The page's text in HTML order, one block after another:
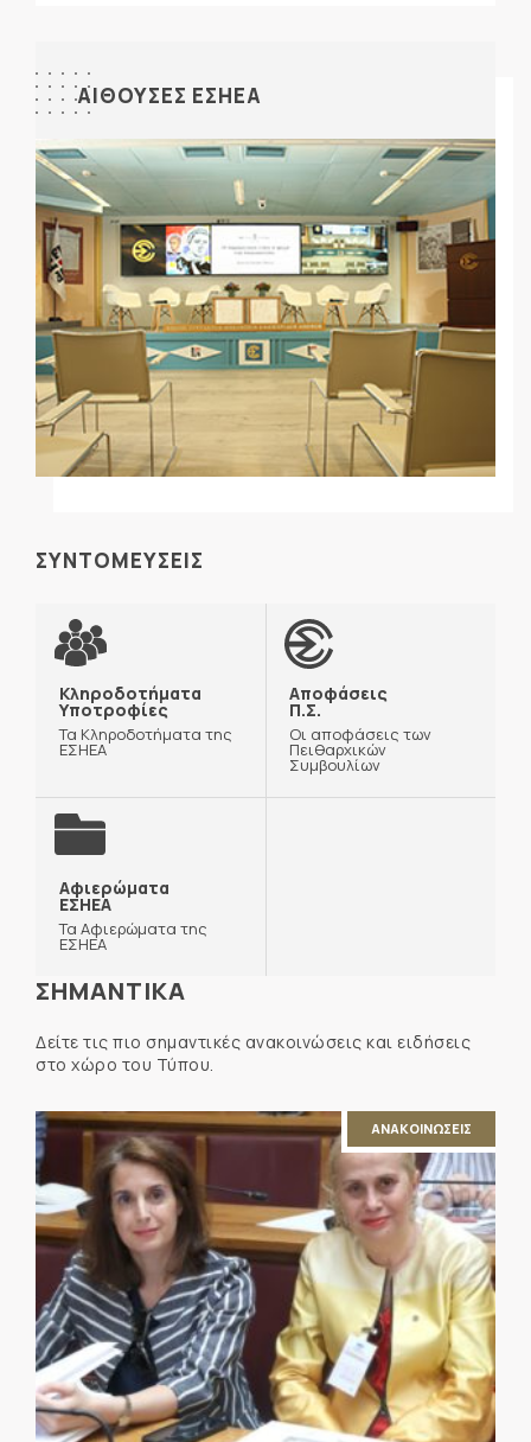
ΑΙΘΟΥΣΕΣ ΕΣΗΕΑ
ΣΥΝΤΟΜΕΥΣΕΙΣ
Κληροδοτήματα
Υποτροφίες
Τα Κληροδοτήματα της
ΕΣΗΕΑ
Αποφάσεις
Π.Σ.
Οι αποφάσεις των
Πειθαρχικών
Συμβουλίων
Αφιερώματα
ΕΣΗΕΑ
Τα Αφιερώματα της
ΕΣΗΕΑ
ΣΗΜΑΝΤΙΚΑ
Δείτε τις πιο σημαντικές ανακοινώσεις και ειδήσεις
στο χώρο του Τύπου.
ΑΝΑΚΟΙΝΩΣΕΙΣ